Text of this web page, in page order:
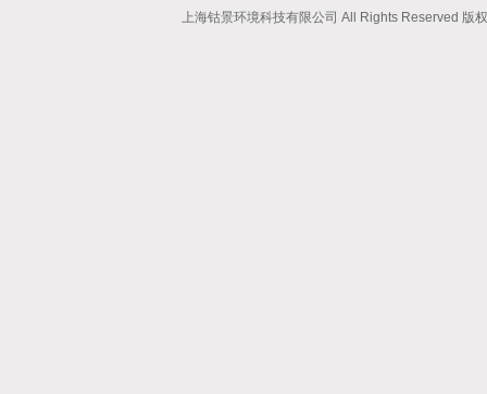
上海钴景环境科技有限公司 All Rights Reserved 版